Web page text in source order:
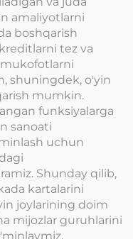
amaliyotlarni
boshqarish
tez va
shuningdek, o'yin
mumkin.
funksiyalarga
sanoati
uchun
Shunday qilib,
kartalarini
joylarining doim
mijozlar guruhlarini